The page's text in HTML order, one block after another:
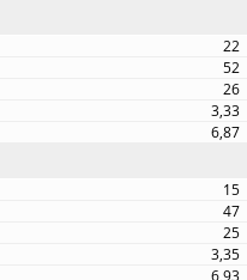
22
52
26
3,33
6,87
15
47
25
3,35
6,93